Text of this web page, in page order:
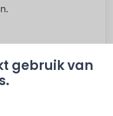
gebruik van
dan de vervuiling
en vrachtwagens